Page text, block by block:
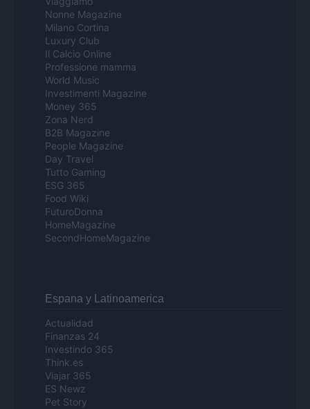
Nonne Magazine
Milano Cortina
Luxury Club
Il Calcio Online
Professione mamma
World Music
Investimenti Magazine
Money 365
Zona Nerd
B2B Magazine
People Magazine
Day Travel
Tutto Gaming
ESG 365
Food Wiki
FuturoDonna
HomeMagazine
SecondHomeMagazine
Espana y Latinoamerica
Actualidad
Finanzas 24
Investindo 365
Think.es
Viajar 365
ES Newz
Pet Story